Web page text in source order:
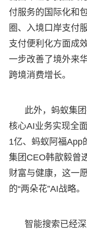
付服务的国际化和
圈、入境口岸支付
支付便利化方面成
一步改善了境外来
跨境消费增长。
此外，蚂蚁集
核心AI业务实现全
1亿、蚂蚁阿福App
集团CEO韩歆毅曾
财富与健康，这一
的“两朵花”AI战略。
智能搜索已经